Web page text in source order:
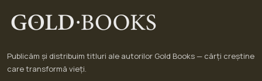
Publicăm și distribuim titluri ale autorilor Gold Books — cărți creștine
care transformă vieți.